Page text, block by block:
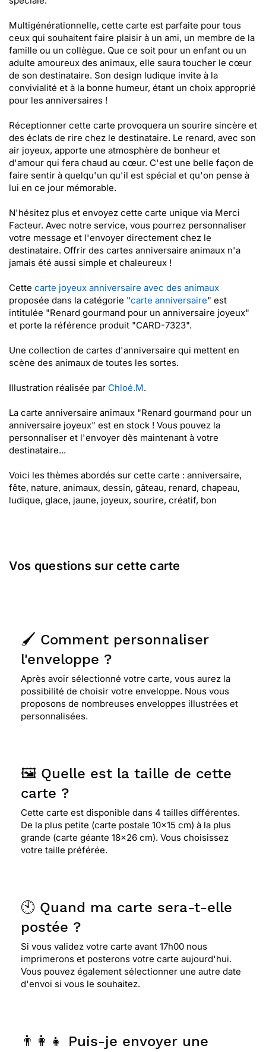
Multigénérationnelle, cette carte est parfaite pour tous
ceux qui souhaitent faire plaisir à un ami, un membre de la
famille ou un collègue. Que ce soit pour un enfant ou un
adulte amoureux des animaux, elle saura toucher le cœur
de son destinataire. Son design ludique invite à la
convivialité et à la bonne humeur, étant un choix approprié
pour les anniversaires !
Réceptionner cette carte provoquera un sourire sincère et
des éclats de rire chez le destinataire. Le renard, avec son
air joyeux, apporte une atmosphère de bonheur et
d'amour qui fera chaud au cœur. C'est une belle façon de
faire sentir à quelqu'un qu'il est spécial et qu'on pense à
lui en ce jour mémorable.
N'hésitez plus et envoyez cette carte unique via Merci
Facteur. Avec notre service, vous pourrez personnaliser
votre message et l'envoyer directement chez le
destinataire. Offrir des cartes anniversaire animaux n'a
jamais été aussi simple et chaleureux !
Cette carte joyeux anniversaire avec des animaux
proposée dans la catégorie "carte anniversaire" est
intitulée "Renard gourmand pour un anniversaire joyeux"
et porte la référence produit "CARD-7323".
Une collection de cartes d'anniversaire qui mettent en
scène des animaux de toutes les sortes.
Illustration réalisée par Chloé.M.
La carte anniversaire animaux "Renard gourmand pour un
anniversaire joyeux" est en stock ! Vous pouvez la
personnaliser et l'envoyer dès maintenant à votre
destinataire...
Voici les thèmes abordés sur cette carte : anniversaire,
fête, nature, animaux, dessin, gâteau, renard, chapeau,
ludique, glace, jaune, joyeux, sourire, créatif, bon
Vos questions sur cette carte
🖌️ Comment personnaliser
l'enveloppe ?
Après avoir sélectionné votre carte, vous aurez la
possibilité de choisir votre enveloppe. Nous vous
proposons de nombreuses enveloppes illustrées et
personnalisées.
🖼️ Quelle est la taille de cette
carte ?
Cette carte est disponible dans 4 tailles différentes.
De la plus petite (carte postale 10x15 cm) à la plus
grande (carte géante 18x26 cm). Vous choisissez
votre taille préférée.
🕙 Quand ma carte sera-t-elle
postée ?
Si vous validez votre carte avant 17h00 nous
imprimerons et posterons votre carte aujourd'hui.
Vous pouvez également sélectionner une autre date
d'envoi si vous le souhaitez.
👨‍👩‍👧 Puis-je envoyer une